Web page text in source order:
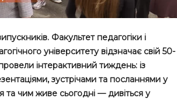
Факультет педагогіки і
університету відзначає свій 50-
інтерактивний тиждень: із
зустрічами та посланнями у
та чим живе сьогодні — дивіться у